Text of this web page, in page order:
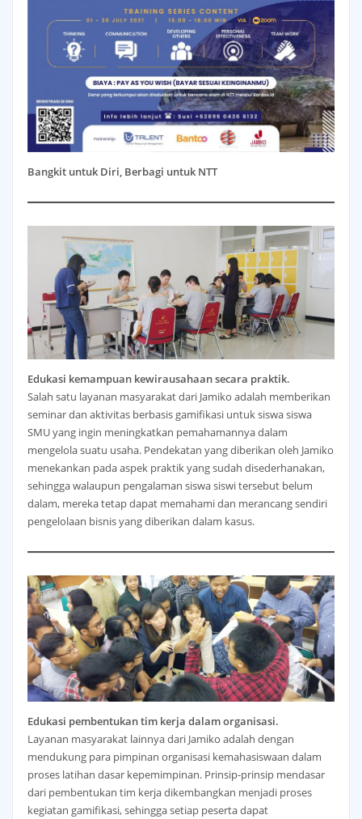
Bangkit untuk Diri, Berbagi untuk NTT
Edukasi kemampuan kewirausahaan secara praktik.
Salah satu layanan masyarakat dari Jamiko adalah memberikan
seminar dan aktivitas berbasis gamifikasi untuk siswa siswa
SMU yang ingin meningkatkan pemahamannya dalam
mengelola suatu usaha. Pendekatan yang diberikan oleh Jamiko
menekankan pada aspek praktik yang sudah disederhanakan,
sehingga walaupun pengalaman siswa siswi tersebut belum
dalam, mereka tetap dapat memahami dan merancang sendiri
pengelolaan bisnis yang diberikan dalam kasus.
Edukasi pembentukan tim kerja dalam organisasi.
Layanan masyarakat lainnya dari Jamiko adalah dengan
mendukung para pimpinan organisasi kemahasiswaan dalam
proses latihan dasar kepemimpinan. Prinsip-prinsip mendasar
dari pembentukan tim kerja dikembangkan menjadi proses
kegiatan gamifikasi, sehingga setiap peserta dapat